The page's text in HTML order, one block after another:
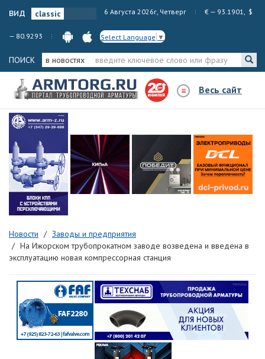
вид 6 Августа 2026г, Четверг € — 93.1901, $
— 80.9293 Select Language ▼
ПОИСК в новостях
Весь сайт
Новости
Заводы и предприятия
На Ижорском трубопрокатном заводе возведена и введена в
эксплуатацию новая компрессорная станция